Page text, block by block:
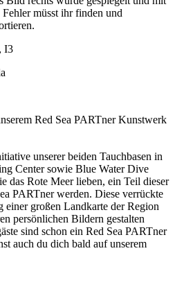
müsst ihr finden und
I3
Red Sea PARTner Kunstwerk
unserer beiden Tauchbasen in
Center sowie Blue Water Dive
das Rote Meer lieben, ein Teil dieser
PARTner werden. Diese verrückte
einer großen Landkarte der Region
persönlichen Bildern gestalten
sind schon ein Red Sea PARTner
auch du dich bald auf unserem